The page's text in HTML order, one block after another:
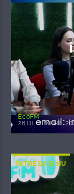
EcoFM
28 DECEMBRIE
ÎNTRE DA ȘI NU